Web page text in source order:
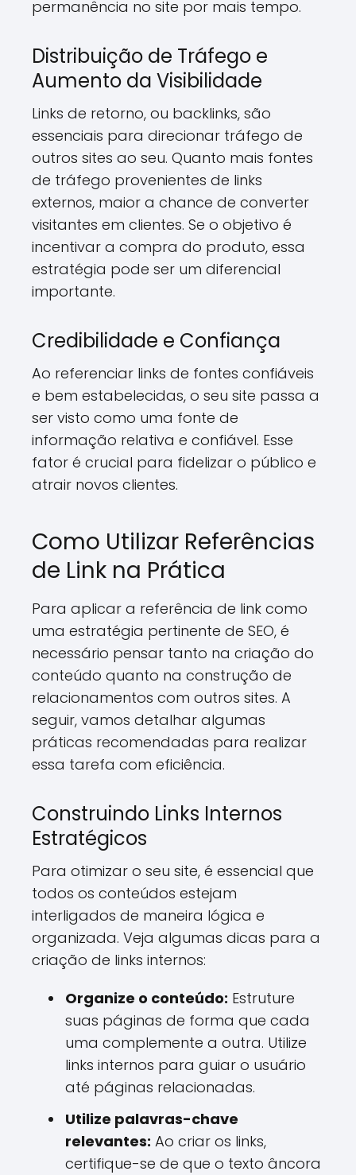
permanência no site por mais tempo.
Distribuição de Tráfego e
Aumento da Visibilidade
Links de retorno, ou backlinks, são
essenciais para direcionar tráfego de
outros sites ao seu. Quanto mais fontes
de tráfego provenientes de links
externos, maior a chance de converter
visitantes em clientes. Se o objetivo é
incentivar a compra do produto, essa
estratégia pode ser um diferencial
importante.
Credibilidade e Confiança
Ao referenciar links de fontes confiáveis
e bem estabelecidas, o seu site passa a
ser visto como uma fonte de
informação relativa e confiável. Esse
fator é crucial para fidelizar o público e
atrair novos clientes.
Como Utilizar Referências
de Link na Prática
Para aplicar a referência de link como
uma estratégia pertinente de SEO, é
necessário pensar tanto na criação do
conteúdo quanto na construção de
relacionamentos com outros sites. A
seguir, vamos detalhar algumas
práticas recomendadas para realizar
essa tarefa com eficiência.
Construindo Links Internos
Estratégicos
Para otimizar o seu site, é essencial que
todos os conteúdos estejam
interligados de maneira lógica e
organizada. Veja algumas dicas para a
criação de links internos:
Organize o conteúdo: Estruture
suas páginas de forma que cada
uma complemente a outra. Utilize
links internos para guiar o usuário
até páginas relacionadas.
Utilize palavras-chave
relevantes: Ao criar os links,
certifique-se de que o texto âncora